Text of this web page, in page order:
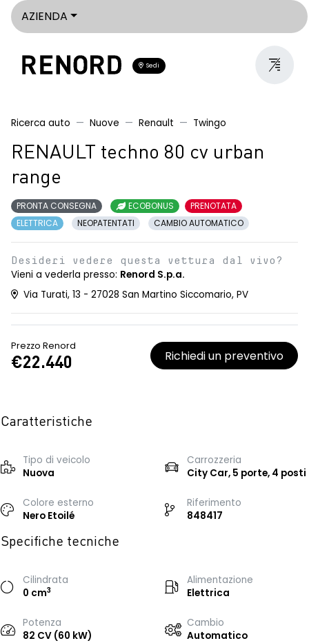
AZIENDA
Sedi
Ricerca auto Nuove Renault Twingo
RENAULT techno 80 cv urban
range
PRONTA CONSEGNA ECOBONUS
PRENOTATA
ELETTRICA
NEOPATENTATI CAMBIO AUTOMATICO
Desideri vedere questa vettura dal vivo?
Vieni a vederla presso: Renord S.p.a.
Via Turati, 13 - 27028 San Martino Siccomario, PV
Prezzo Renord
€22.440 Richiedi un preventivo
Caratteristiche
Tipo di veicolo
Nuova
Carrozzeria
City Car, 5 porte, 4 posti
Colore esterno
Nero Etoilé
Riferimento
848417
Specifiche tecniche
Cilindrata
0 cm3
Alimentazione
Elettrica
Potenza
82 CV (60 kW)
Cambio
Automatico